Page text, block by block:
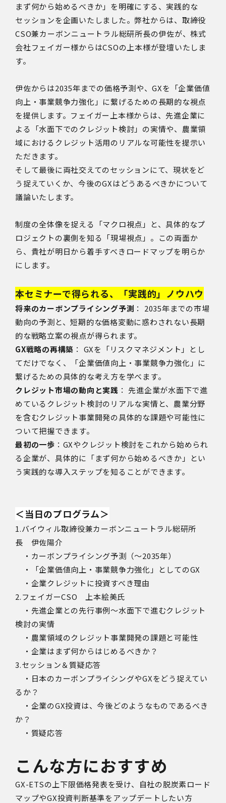
まず何から始めるべきか」を明確にする、実践的な
セッションを企画いたしました。弊社からは、取締役
CSO兼カーボンニュートラル総研所長の伊佐が、株式
会社フェイガー様からはCSOの上本様が登壇いたしま
す。
伊佐からは2035年までの価格予測や、GXを「企業価値
向上・事業競争力強化」に繋げるための長期的な視点
を提供します。フェイガー上本様からは、先進企業に
よる「水面下でのクレジット検討」の実情や、農業領
域におけるクレジット活用のリアルな可能性を提示い
ただきます。
そして最後に両社交えてのセッションにて、現状をど
う捉えていくか、今後のGXはどうあるべきかについて
議論いたします。
制度の全体像を捉える「マクロ視点」と、具体的なプ
ロジェクトの裏側を知る「現場視点」。この両面か
ら、貴社が明日から着手すべきロードマップを明らか
にします。
本セミナーで得られる、「実践的」ノウハウ
将来のカーボンプライシング予測 ： 2035年までの市場
動向の予測と、短期的な価格変動に惑わされない長期
的な戦略立案の視点が得られます。
GX戦略の再構築 ： GXを「リスクマネジメント」とし
てだけでなく、「企業価値向上・事業競争力強化」に
繋げるための具体的な考え方を学べます。
クレジット市場の動向と実践 ： 先進企業が水面下で進
めているクレジット検討のリアルな実情と、農業分野
を含むクレジット事業開発の具体的な課題や可能性に
ついて把握できます。
最初の一歩 ：GXやクレジット検討をこれから始められ
る企業が、具体的に「まず何から始めるべきか」とい
う実践的な導入ステップを知ることができます。
＜当日のプログラム＞
1.バイウィル取締役兼カーボンニュートラル総研所
長 伊佐陽介
・カーボンプライシング予測（～2035年）
・「企業価値向上・事業競争力強化」としてのGX
・企業クレジットに投資すべき理由
2.フェイガーCSO 上本絵美氏
・先進企業との先行事例～水面下で進むクレジット
検討の実情
・農業領域のクレジット事業開発の課題と可能性
・企業はまず何からはじめるべきか？
3.セッション＆質疑応答
・日本のカーボンプライシングやGXをどう捉えてい
るか？
・企業のGX投資は、今後どのようなものであるべき
か？
・質疑応答
こんな方におすすめ
GX-ETSの上下限価格発表を受け、自社の脱炭素ロード
マップやGX投資判断基準をアップデートしたい方